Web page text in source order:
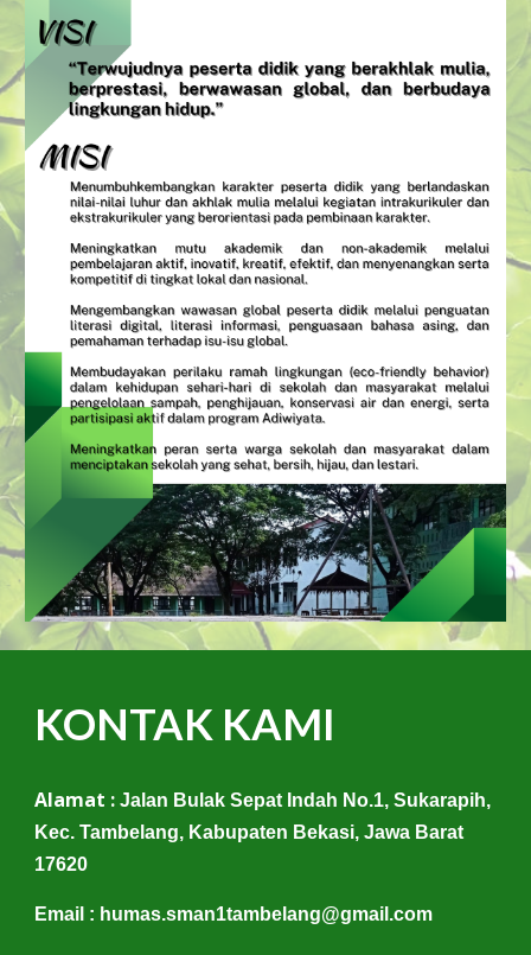
KONTAK KAMI
Alamat :Jalan Bulak Sepat Indah No.1, Sukarapih,
Kec. Tambelang, Kabupaten Bekasi, Jawa Barat
17620
Email : humas.sman1tambelang@gmail.com